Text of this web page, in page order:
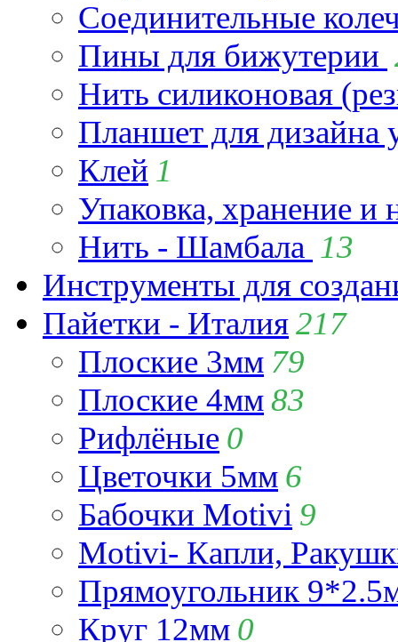
Соединительные
Пины для бижутерии
Нить силиконовая
Планшет для
Клей 1
Упаковка, хранение и
Нить - Шамбала 13
Инструменты для
Пайетки - Италия217
Плоские 3мм 79
Плоские 4мм83
Рифлёные 0
Цветочки 5мм 6
Бабочки Motivi 9
Motivi- Капли,
Прямоугольник
Круг 12мм 0